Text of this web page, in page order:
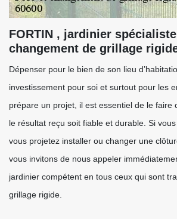
FORTIN , jardinier
changement de grillage
Dépenser pour le bien de son lieu
investissement pour soi et surtout pour les
prépare un projet, il est essentiel de le faire
le résultat reçu soit fiable et durable. Si
vous projetez installer ou changer une
vous invitons de nous appeler
jardinier compétent en tous ceux qui sont
grillage rigide.